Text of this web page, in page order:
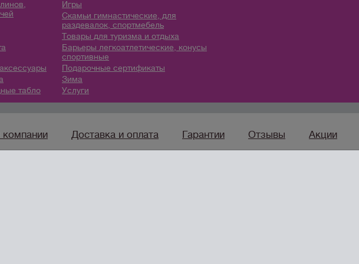
Игры
Скамьи гимнастические, для
раздевалок, спортмебель
Товары для туризма и отдыха
Барьеры легкоатлетические, конусы
спортивные
Подарочные сертификаты
Зима
табло
Услуги
Доставка и оплата Гарантии Отзывы Акции